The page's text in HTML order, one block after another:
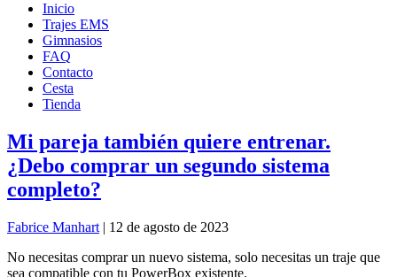
Inicio
Trajes EMS
Gimnasios
FAQ
Contacto
Cesta
Tienda
Mi pareja también quiere entrenar.
¿Debo comprar un segundo sistema
completo?
Fabrice Manhart | 12 de agosto de 2023
No necesitas comprar un nuevo sistema, solo necesitas un traje que
sea compatible con tu PowerBox existente.